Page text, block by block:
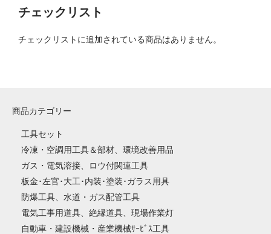
チェックリスト
チェックリストに追加されている商品はありません。
商品カテゴリー
工具セット
冷凍・空調用工具＆部材、環境改善用品
ガス・電気溶接、ロウ付関連工具
板金･左官･大工･内装･塗装･ガラス用具
防爆工具、水道・ガス配管工具
電気工事用道具、絶縁道具、現場作業灯
自動車・建設機械・産業機械ｻｰﾋﾞｽ工具